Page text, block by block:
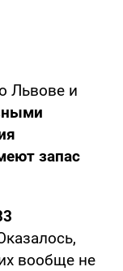
Львове и
запас
вообще не